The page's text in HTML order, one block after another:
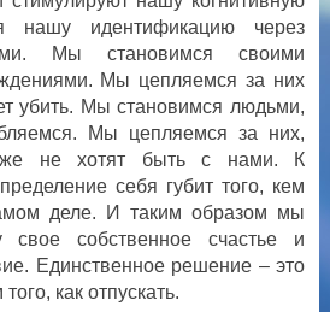
нашу идентификацию через
Мы становимся своими
Мы цепляемся за них
убить. Мы становимся людьми,
Мы цепляемся за них,
не хотят быть с нами. К
себя губит того, кем
деле. И таким образом мы
свое собственное счастье и
Единственное решение – это
как отпускать.